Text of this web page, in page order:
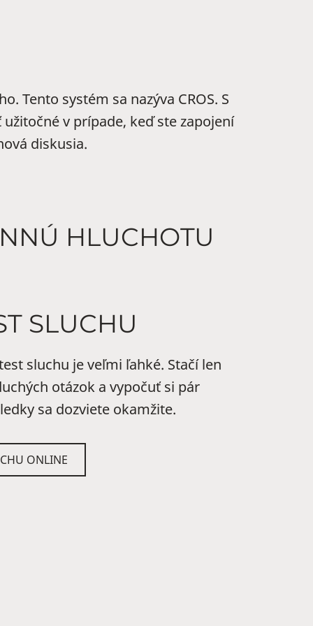
Tento systém sa nazýva CROS. S
v prípade, keď ste zapojení
diskusia.
HLUCHOTU
SLUCHU
sluchu je veľmi ľahké. Stačí len
otázok a vypočuť si pár
sa dozviete okamžite.
ONLINE